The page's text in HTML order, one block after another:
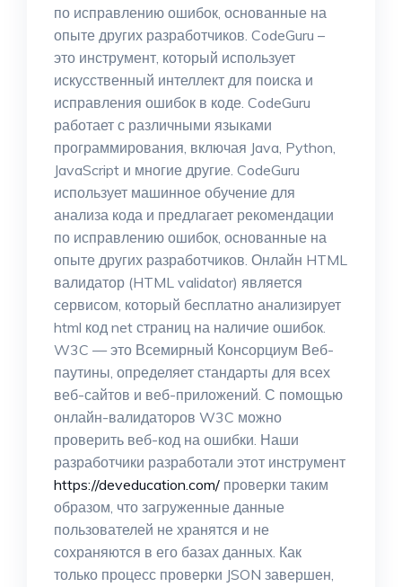
по исправлению ошибок, основанные на
опыте других разработчиков. CodeGuru –
это инструмент, который использует
искусственный интеллект для поиска и
исправления ошибок в коде. CodeGuru
работает с различными языками
программирования, включая Java, Python,
JavaScript и многие другие. CodeGuru
использует машинное обучение для
анализа кода и предлагает рекомендации
по исправлению ошибок, основанные на
опыте других разработчиков. Онлайн HTML
валидатор (HTML validator) является
сервисом, который бесплатно анализирует
html код net страниц на наличие ошибок.
W3C — это Всемирный Консорциум Веб-
паутины, определяет стандарты для всех
веб-сайтов и веб-приложений. С помощью
онлайн-валидаторов W3C можно
проверить веб-код на ошибки. Наши
разработчики разработали этот инструмент
https://deveducation.com/ проверки таким
образом, что загруженные данные
пользователей не хранятся и не
сохраняются в его базах данных. Как
только процесс проверки JSON завершен,